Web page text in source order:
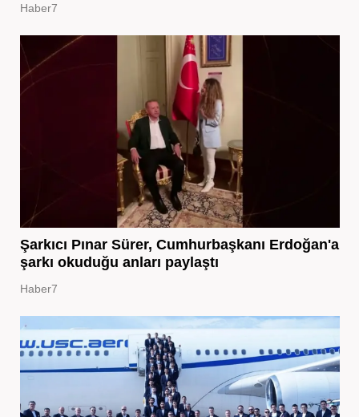
Haber7
Şarkıcı Pınar Sürer, Cumhurbaşkanı Erdoğan'a
şarkı okuduğu anları paylaştı
Haber7